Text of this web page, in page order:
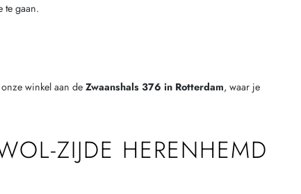
te gaan.
winkel aan deZwaanshals 376 in Rotterdam, waar je
ZIJDE HERENHEMD